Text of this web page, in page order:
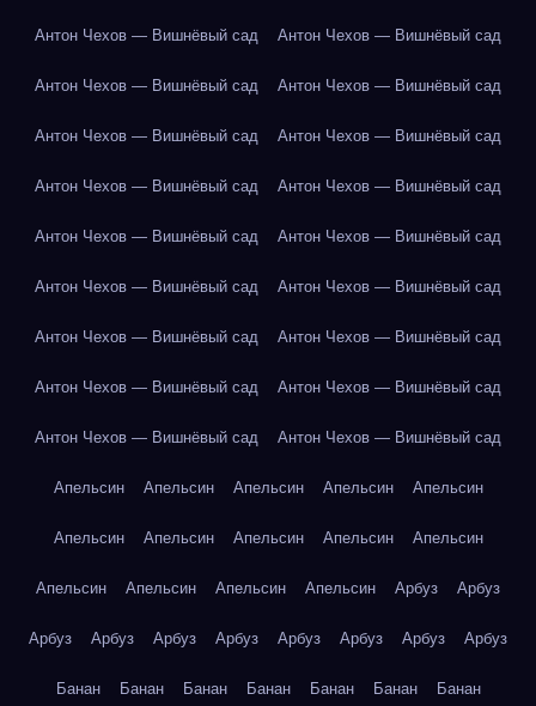
Антон Чехов — Вишнёвый сад Антон Чехов — Вишнёвый сад
Антон Чехов — Вишнёвый сад Антон Чехов — Вишнёвый сад
Антон Чехов — Вишнёвый сад Антон Чехов — Вишнёвый сад
Антон Чехов — Вишнёвый сад Антон Чехов — Вишнёвый сад
Антон Чехов — Вишнёвый сад Антон Чехов — Вишнёвый сад
Антон Чехов — Вишнёвый сад Антон Чехов — Вишнёвый сад
Антон Чехов — Вишнёвый сад Антон Чехов — Вишнёвый сад
Антон Чехов — Вишнёвый сад Антон Чехов — Вишнёвый сад
Антон Чехов — Вишнёвый сад Антон Чехов — Вишнёвый сад
Апельсин Апельсин Апельсин Апельсин Апельсин
Апельсин Апельсин Апельсин Апельсин Апельсин
Апельсин Апельсин Апельсин Апельсин Арбуз Арбуз
Арбуз Арбуз Арбуз Арбуз Арбуз Арбуз Арбуз Арбуз
Банан Банан Банан Банан Банан Банан Банан